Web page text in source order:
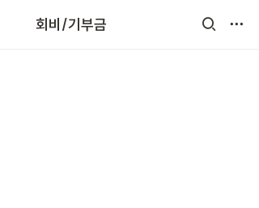
회비/기부금